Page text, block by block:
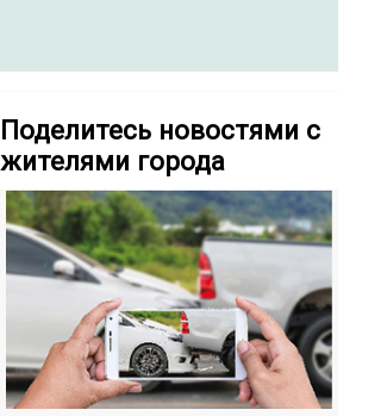
Поделитесь новостями с
жителями города